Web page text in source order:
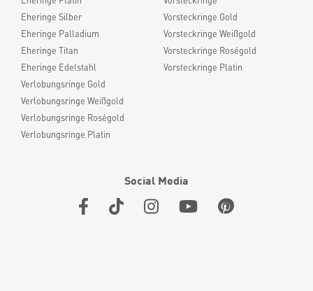
Eheringe Silber
Eheringe Palladium
Eheringe Titan
Eheringe Edelstahl
Verlobungsringe Gold
Verlobungsringe Weißgold
Verlobungsringe Roségold
Verlobungsringe Platin
Vorsteckringe Gold
Vorsteckringe Weißgold
Vorsteckringe Roségold
Vorsteckringe Platin
Social Media